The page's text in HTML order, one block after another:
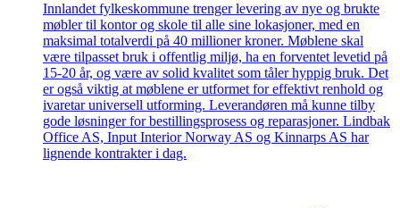
Innlandet fylkeskommune trenger levering av nye og brukte
møbler til kontor og skole til alle sine lokasjoner, med en
maksimal totalverdi på 40 millioner kroner. Møblene skal
være tilpasset bruk i offentlig miljø, ha en forventet levetid på
15-20 år, og være av solid kvalitet som tåler hyppig bruk. Det
er også viktig at møblene er utformet for effektivt renhold og
ivaretar universell utforming. Leverandøren må kunne tilby
gode løsninger for bestillingsprosess og reparasjoner. Lindbak
Office AS, Input Interior Norway AS og Kinnarps AS har
lignende kontrakter i dag.